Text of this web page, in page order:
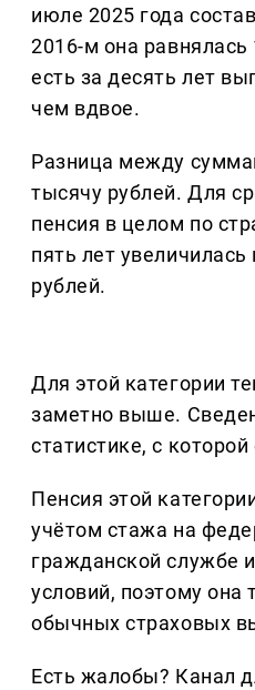
июле 2025 года
2016-м она равнялась
есть за десять лет
чем вдвое.
Разница между
тысячу рублей. Для
пенсия в целом по
пять лет
рублей.
Для этой категории
заметно выше.
статистике, с
Пенсия этой
учётом стажа на
гражданской службе
условий, поэтому
обычных страховых
Есть жалобы? Канал